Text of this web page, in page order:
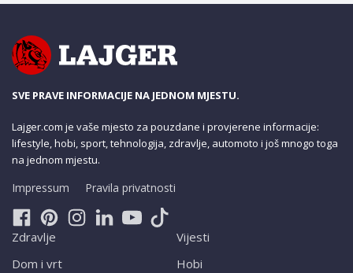
SVE PRAVE INFORMACIJE NA JEDNOM MJESTU.
Lajger.com je vaše mjesto za pouzdane i provjerene informacije:
lifestyle, hobi, sport, tehnologija, zdravlje, automoto i još mnogo toga
na jednom mjestu.
Impressum Pravila privatnosti
Zdravlje
Dom i vrt
Vijesti
Hobi